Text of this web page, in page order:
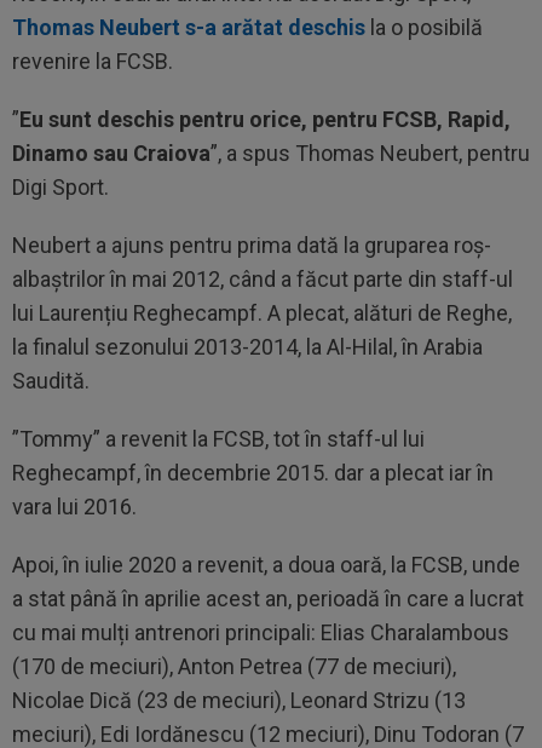
Thomas Neubert s-a arătat deschis la o posibilă
revenire la FCSB.
”Eu sunt deschis pentru orice, pentru FCSB, Rapid,
Dinamo sau Craiova”, a spus Thomas Neubert, pentru
Digi Sport.
Neubert a ajuns pentru prima dată la gruparea roș-
albaștrilor în mai 2012, când a făcut parte din staff-ul
lui Laurențiu Reghecampf. A plecat, alături de Reghe,
la finalul sezonului 2013-2014, la Al-Hilal, în Arabia
Saudită.
”Tommy” a revenit la FCSB, tot în staff-ul lui
Reghecampf, în decembrie 2015. dar a plecat iar în
vara lui 2016.
Apoi, în iulie 2020 a revenit, a doua oară, la FCSB, unde
a stat până în aprilie acest an, perioadă în care a lucrat
cu mai mulți antrenori principali: Elias Charalambous
(170 de meciuri), Anton Petrea (77 de meciuri),
Nicolae Dică (23 de meciuri), Leonard Strizu (13
meciuri), Edi Iordănescu (12 meciuri), Dinu Todoran (7